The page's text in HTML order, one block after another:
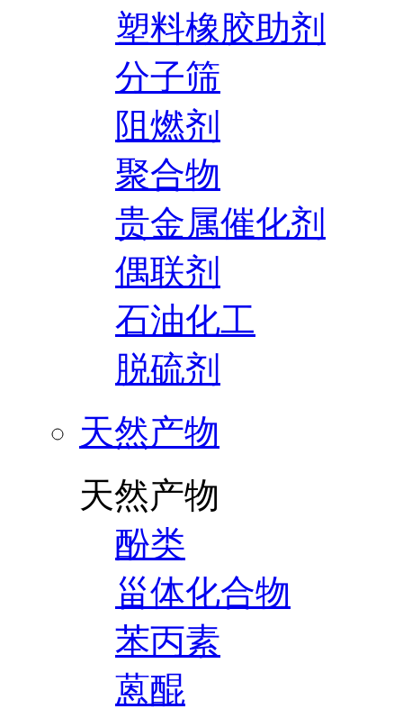
塑料橡胶助剂
分子筛
阻燃剂
聚合物
贵金属催化剂
偶联剂
石油化工
脱硫剂
天然产物
天然产物
酚类
甾体化合物
苯丙素
蒽醌